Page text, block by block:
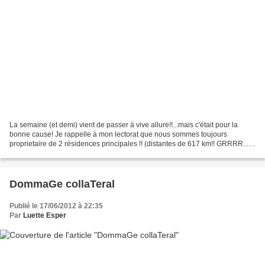
La semaine (et demi) vient de passer à vive allure!!...mais c'était pour la
bonne cause! Je rappelle à mon lectorat que nous sommes toujours
proprietaire de 2 résidences principales !! (distantes de 617 km!! GRRRR...Si
DommaGe collaTeral
Publié le 17/06/2012 à 22:35
Par Luette Esper